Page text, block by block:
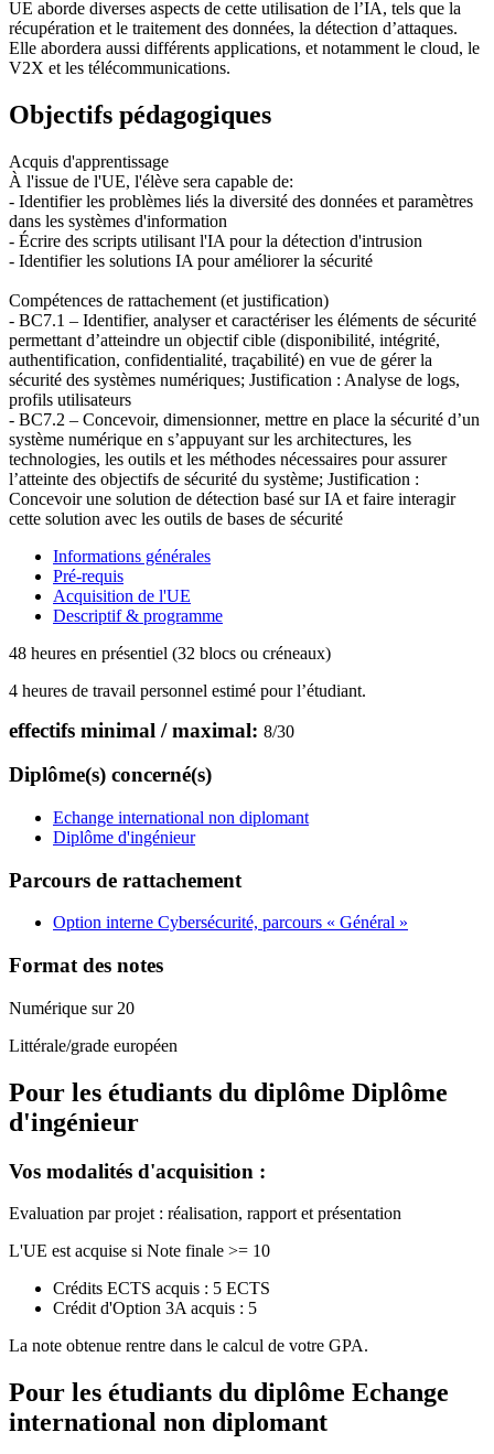
UE aborde diverses aspects de cette utilisation de l’IA, tels que la
récupération et le traitement des données, la détection d’attaques.
Elle abordera aussi différents applications, et notamment le cloud, le
V2X et les télécommunications.
Objectifs pédagogiques
Acquis d'apprentissage
À l'issue de l'UE, l'élève sera capable de:
- Identifier les problèmes liés la diversité des données et paramètres
dans les systèmes d'information
- Écrire des scripts utilisant l'IA pour la détection d'intrusion
- Identifier les solutions IA pour améliorer la sécurité
Compétences de rattachement (et justification)
- BC7.1 – Identifier, analyser et caractériser les éléments de sécurité
permettant d’atteindre un objectif cible (disponibilité, intégrité,
authentification, confidentialité, traçabilité) en vue de gérer la
sécurité des systèmes numériques; Justification : Analyse de logs,
profils utilisateurs
- BC7.2 – Concevoir, dimensionner, mettre en place la sécurité d’un
système numérique en s’appuyant sur les architectures, les
technologies, les outils et les méthodes nécessaires pour assurer
l’atteinte des objectifs de sécurité du système; Justification :
Concevoir une solution de détection basé sur IA et faire interagir
cette solution avec les outils de bases de sécurité
Informations générales
Pré-requis
Acquisition de l'UE
Descriptif & programme
48 heures en présentiel (32 blocs ou créneaux)
4 heures de travail personnel estimé pour l’étudiant.
effectifs minimal / maximal: 8/30
Diplôme(s) concerné(s)
Echange international non diplomant
Diplôme d'ingénieur
Parcours de rattachement
Option interne Cybersécurité, parcours « Général »
Format des notes
Numérique sur 20
Littérale/grade européen
Pour les étudiants du diplôme Diplôme
d'ingénieur
Vos modalités d'acquisition :
Evaluation par projet : réalisation, rapport et présentation
L'UE est acquise si Note finale >= 10
Crédits ECTS acquis : 5 ECTS
Crédit d'Option 3A acquis : 5
La note obtenue rentre dans le calcul de votre GPA.
Pour les étudiants du diplôme Echange
international non diplomant